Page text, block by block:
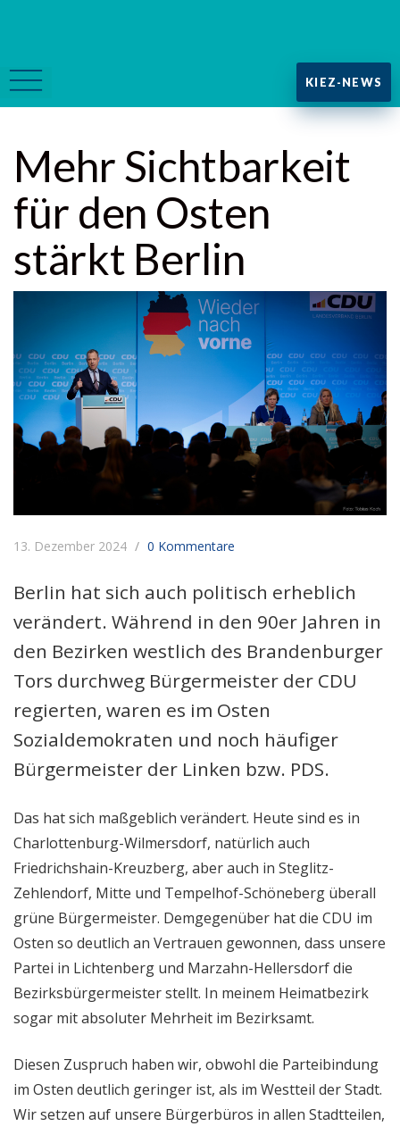
KIEZ-NEWS
Mehr Sichtbarkeit
für den Osten
stärkt Berlin
13. Dezember 2024 0 Kommentare
Berlin hat sich auch politisch erheblich
verändert. Während in den 90er Jahren in
den Bezirken westlich des Brandenburger
Tors durchweg Bürgermeister der CDU
regierten, waren es im Osten
Sozialdemokraten und noch häufiger
Bürgermeister der Linken bzw. PDS.
Das hat sich maßgeblich verändert. Heute sind es in
Charlottenburg-Wilmersdorf, natürlich auch
Friedrichshain-Kreuzberg, aber auch in Steglitz-
Zehlendorf, Mitte und Tempelhof-Schöneberg überall
grüne Bürgermeister. Demgegenüber hat die CDU im
Osten so deutlich an Vertrauen gewonnen, dass unsere
Partei in Lichtenberg und Marzahn-Hellersdorf die
Bezirksbürgermeister stellt. In meinem Heimatbezirk
sogar mit absoluter Mehrheit im Bezirksamt.
Diesen Zuspruch haben wir, obwohl die Parteibindung
im Osten deutlich geringer ist, als im Westteil der Stadt.
Wir setzen auf unsere Bürgerbüros in allen Stadtteilen,